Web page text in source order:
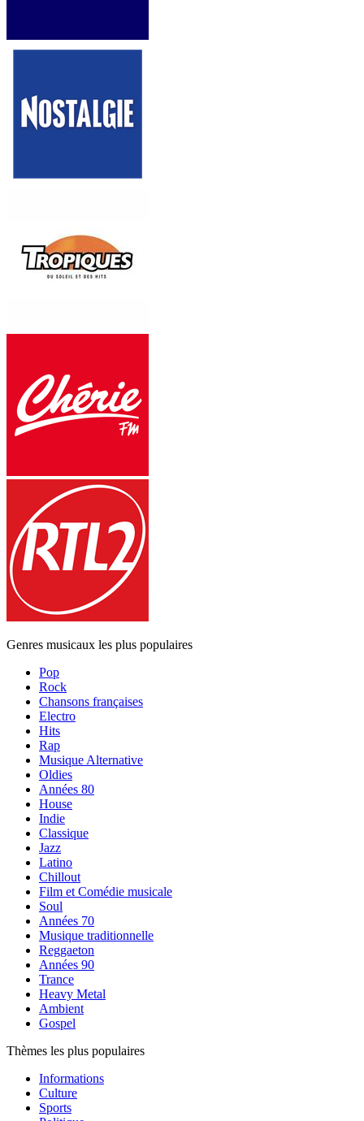
Genres musicaux les plus populaires
Pop
Rock
Chansons françaises
Electro
Hits
Rap
Musique Alternative
Oldies
Années 80
House
Indie
Classique
Jazz
Latino
Chillout
Film et Comédie musicale
Soul
Années 70
Musique traditionnelle
Reggaeton
Années 90
Trance
Heavy Metal
Ambient
Gospel
Thèmes les plus populaires
Informations
Culture
Sports